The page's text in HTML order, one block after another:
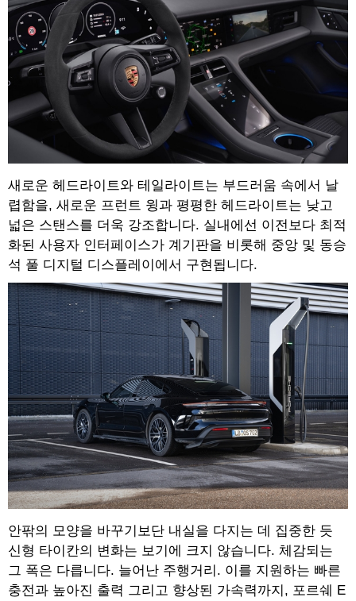
새로운 헤드라이트와 테일라이트는 부드러움 속에서 날
렵함을, 새로운 프런트 윙과 평평한 헤드라이트는 낮고
넓은 스탠스를 더욱 강조합니다. 실내에선 이전보다 최적
화된 사용자 인터페이스가 계기판을 비롯해 중앙 및 동승
석 풀 디지털 디스플레이에서 구현됩니다.
안팎의 모양을 바꾸기보단 내실을 다지는 데 집중한 듯
신형 타이칸의 변화는 보기에 크지 않습니다. 체감되는
그 폭은 다릅니다. 늘어난 주행거리. 이를 지원하는 빠른
충전과 높아진 출력 그리고 향상된 가속력까지, 포르쉐 E